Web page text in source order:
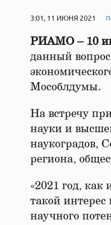
3:01, 11 ИЮНЯ 2021
РИАМО – 10
данный
Мособлдумы.
На встречу
науки и
наукоградов,
региона,
«2021 год,
такой
научного